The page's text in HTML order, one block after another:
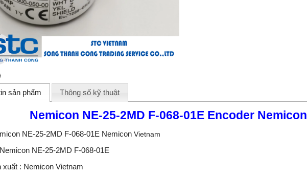
sản phẩm Thông số kỹ thuật
Nemicon NE-25-2MD F-068-01E Encoder Nemicon
NE-25-2MD F-068-01E Nemicon Vietnam
NE-25-2MD F-068-01E
xuất : Nemicon Vietnam